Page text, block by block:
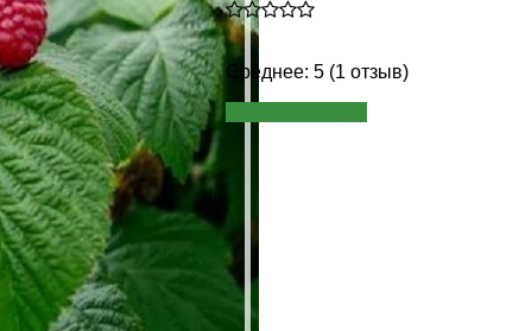
Среднее: 5 (1 отзыв)